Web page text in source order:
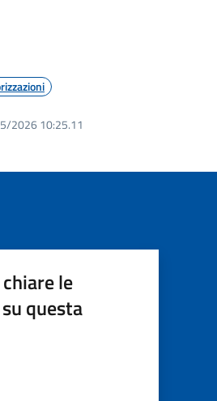
2026 10:25.11
le
questa